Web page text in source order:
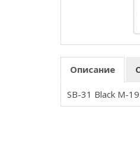
Описание
SB-31 Black M-